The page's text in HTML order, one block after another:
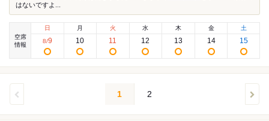
はないですよ...
空席
情報
日
8/9
月
10
火
11
水
12
木
13
金
14
土
15
1 2